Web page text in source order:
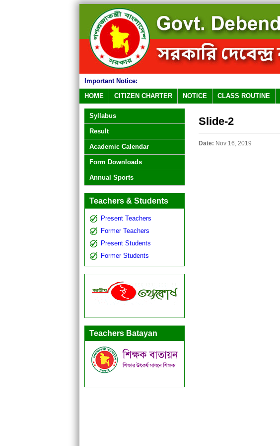
Important Notice:
HOME
CITIZEN CHARTER NOTICE CLASS ROUTINE
Syllabus
Result
Academic Calendar
Form Downloads
Annual Sports
Teachers & Students
Present Teachers
Former Teachers
Present Students
Former Students
Teachers Batayan
Slide-2
Date: Nov 16, 2019